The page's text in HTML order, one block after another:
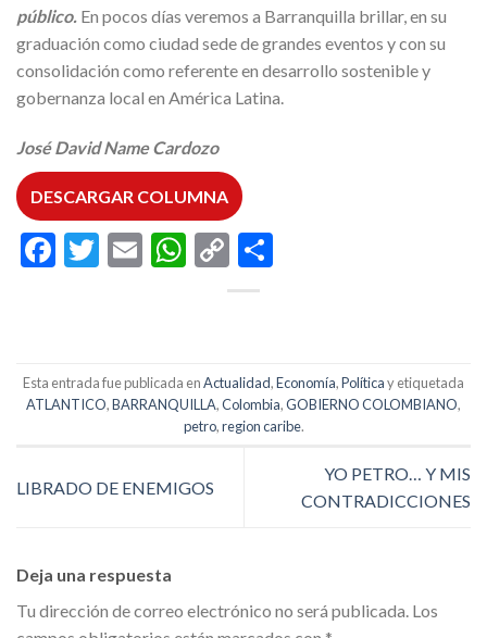
público. En pocos días veremos a Barranquilla brillar, en su
graduación como ciudad sede de grandes eventos y con su
consolidación como referente en desarrollo sostenible y
gobernanza local en América Latina.
José David Name Cardozo
DESCARGAR COLUMNA
Facebook
Twitter
EmailWhatsApp
Copy
Link
Esta entrada fue publicada enActualidad,Economía,Políticay etiquetada
ATLANTICO,BARRANQUILLA,Colombia,GOBIERNO COLOMBIANO,
petro,region caribe.
LIBRADO DE ENEMIGOS
YO PETRO… Y MIS
CONTRADICCIONES
Deja una respuesta
Tu dirección de correo electrónico no será publicada. Los